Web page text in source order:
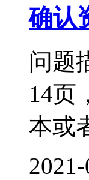
确认
问题
14页
本或